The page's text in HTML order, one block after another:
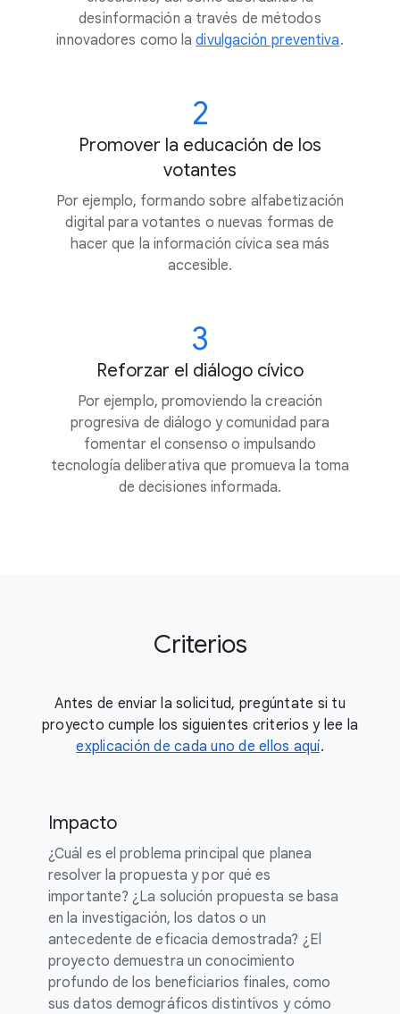
desinformación a través de métodos
innovadores como ladivulgación preventiva.
2
Promover la educación de los
votantes
Por ejemplo, formando sobre alfabetización
digital para votantes o nuevas formas de
hacer que la información cívica sea más
accesible.
3
Reforzar el diálogo cívico
Por ejemplo, promoviendo la creación
progresiva de diálogo y comunidad para
fomentar el consenso o impulsando
tecnología deliberativa que promueva la toma
de decisiones informada.
Criterios
Antes de enviar la solicitud, pregúntate si tu
proyecto cumple los siguientes criterios y lee la
explicación de cada uno de ellos aquí.
Impacto
¿Cuál es el problema principal que planea
resolver la propuesta y por qué es
importante? ¿La solución propuesta se basa
en la investigación, los datos o un
antecedente de eficacia demostrada? ¿El
proyecto demuestra un conocimiento
profundo de los beneficiarios finales, como
sus datos demográficos distintivos y cómo